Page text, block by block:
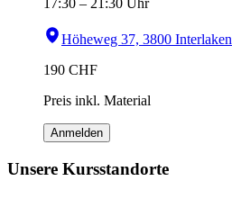
17:30 – 21:30 Uhr
Höheweg 37, 3800 Interlaken
190 CHF
Preis inkl. Material
Anmelden
Unsere Kursstandorte